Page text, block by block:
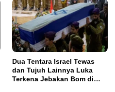
Dua Tentara Israel Tewas
dan Tujuh Lainnya Luka
Terkena Jebakan Bom di